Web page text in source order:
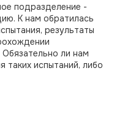
подразделение -
К нам обратилась
результаты
ли нам
таких испытаний, либо